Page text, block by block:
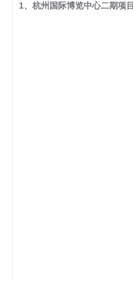
1、杭州国际博览中心二期项目